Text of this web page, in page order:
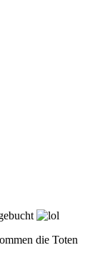
die Toten